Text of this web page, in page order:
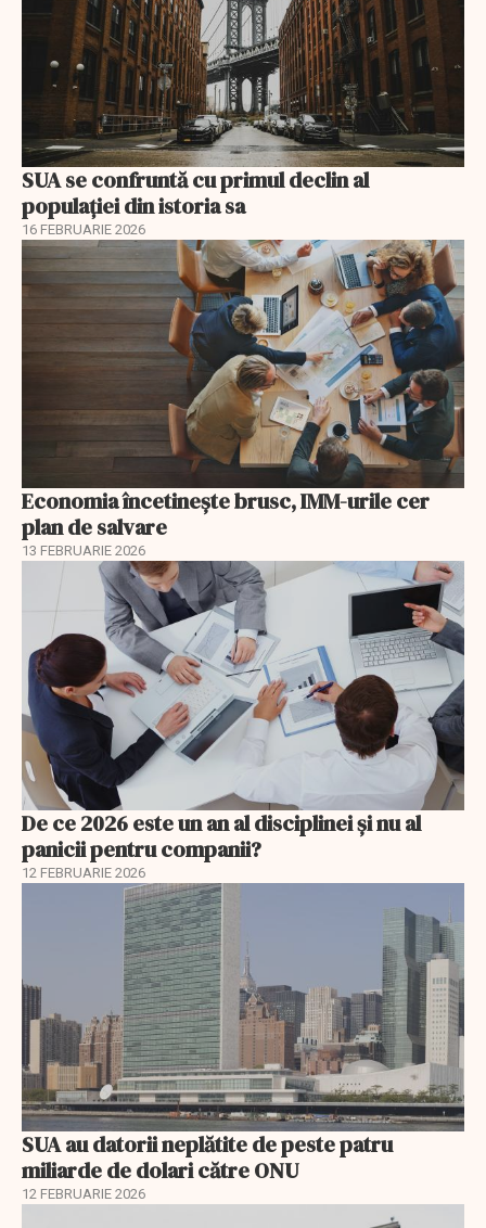
SUA se confruntă cu primul declin al
populației din istoria sa
16 FEBRUARIE 2026
Economia încetinește brusc, IMM-urile cer
plan de salvare
13 FEBRUARIE 2026
De ce 2026 este un an al disciplinei și nu al
panicii pentru companii?
12 FEBRUARIE 2026
SUA au datorii neplătite de peste patru
miliarde de dolari către ONU
12 FEBRUARIE 2026